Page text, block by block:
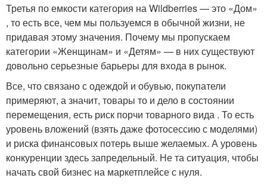
Третья по емкости категория на Wildberries — это «Дом»
, то есть все, чем мы пользуемся в обычной жизни, не
придавая этому значения. Почему мы пропускаем
категории «Женщинам» и «Детям» — в них существуют
довольно серьезные барьеры для входа в рынок.
Все, что связано с одеждой и обувью, покупатели
примеряют, а значит, товары то и дело в состоянии
перемещения, есть риск порчи товарного вида . То есть
уровень вложений (взять даже фотосессию с моделями)
и риска финансовых потерь выше желаемых. А уровень
конкуренции здесь запредельный. Не та ситуация, чтобы
начать свой бизнес на маркетплейсе с нуля.